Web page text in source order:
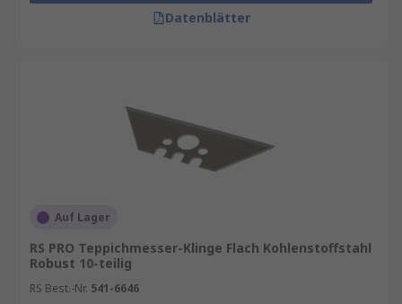
Datenblätter
Auf Lager
RS PRO Teppichmesser-Klinge Flach Kohlenstoffstahl
Robust 10-teilig
RS Best.-Nr. 541-6646